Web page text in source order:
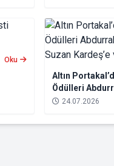
Oku
Altın
Ödülleri
Suzan
24.07.2026